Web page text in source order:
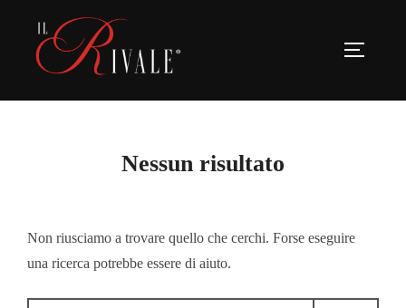
Nessun risultato
Non riusciamo a trovare quello che cerchi. Forse eseguire
una ricerca potrebbe essere di aiuto.